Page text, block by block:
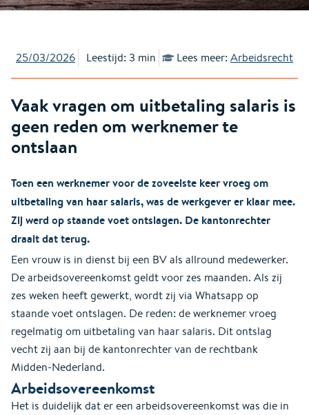
25/03/2026 Leestijd: 3 min Lees meer: Arbeidsrecht
Vaak vragen om uitbetaling salaris is
geen reden om werknemer te
ontslaan
Toen een werknemer voor de zoveelste keer vroeg om
uitbetaling van haar salaris, was de werkgever er klaar mee.
Zij werd op staande voet ontslagen. De kantonrechter
draait dat terug.
Een vrouw is in dienst bij een BV als allround medewerker.
De arbeidsovereenkomst geldt voor zes maanden. Als zij
zes weken heeft gewerkt, wordt zij via Whatsapp op
staande voet ontslagen. De reden: de werknemer vroeg
regelmatig om uitbetaling van haar salaris. Dit ontslag
vecht zij aan bij de kantonrechter van de rechtbank
Midden-Nederland.
Arbeidsovereenkomst
Het is duidelijk dat er een arbeidsovereenkomst was die in